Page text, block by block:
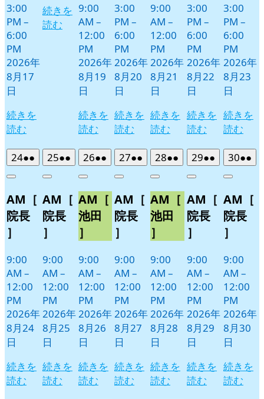
3:00
PM –
6:00
PM
2026年
8月17
日
続きを
読む
続きを
読む
9:00
AM –
12:00
PM
2026年
8月19
日
続きを
読む
3:00
PM –
6:00
PM
2026年
8月20
日
続きを
読む
9:00
AM –
12:00
PM
2026年
8月21
日
続きを
読む
3:00
PM –
6:00
PM
2026年
8月22
日
続きを
読む
3:00
PM –
6:00
PM
2026年
8月23
日
続きを
読む
242026
年
月
24
日
●●
件
イ
ベ
ト)
Close
AM［
院長
］
9:00
AM –
12:00
PM
2026年
8月24
日
続きを
読む
252026
年
月
25
日
●●
件
イ
ベ
ト)
Close
AM［
院長
］
9:00
AM –
12:00
PM
2026年
8月25
日
続きを
読む
262026
年
月
26
日
●●
件
イ
ベ
ト)
Close
AM［
池田
］
9:00
AM –
12:00
PM
2026年
8月26
日
続きを
読む
272026
年
月
27
日
●●
件
イ
ベ
ト)
Close
AM［
院長
］
9:00
AM –
12:00
PM
2026年
8月27
日
続きを
読む
282026
年
月
28
日
●●
件
イ
ベ
ト)
Close
AM［
池田
］
9:00
AM –
12:00
PM
2026年
8月28
日
続きを
読む
292026
年
月
29
日
●●
件
イ
ベ
ト)
Close
AM［
院長
］
9:00
AM –
12:00
PM
2026年
8月29
日
続きを
読む
302026
年
月
30
日
●●
件
イ
Close
AM［
院長
］
9:00
AM –
12:00
PM
2026年
8月30
日
続きを
読む